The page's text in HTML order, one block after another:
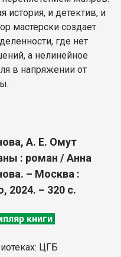
история, и детектив, и
мастерски создает
где нет
а нелинейное
в напряжении от
А. Е. Омут
: роман / Анна
– Москва :
2024. – 320 с.
книги
ЦГБ